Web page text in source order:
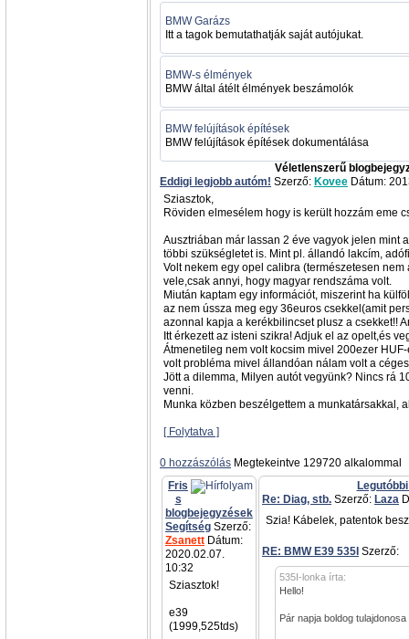
BMW Garázs
Itt a tagok bemutathatják saját autójukat.
BMW-s élmények
BMW által átélt élmények beszámolók
BMW felújítások építések
BMW felújítások építések dokumentálása
Véletlenszerű
Eddigi legjobb autóm! Szerző: Kovee Dátum:
Sziasztok,
Röviden elmesélem hogy is került hozzám eme
Ausztriában már lassan 2 éve vagyok jelen mint
többi szükségletet is. Mint pl. állandó lakcím,
Volt nekem egy opel calibra (természetesen
vele,csak annyi, hogy magyar rendszáma volt.
Miután kaptam egy információt, miszerint ha
az nem ússza meg egy 36euros csekkel(amit
azonnal kapja a kerékbilincset plusz a csekket!!
Itt érkezett az isteni szikra! Adjuk el az opelt,és
Átmenetileg nem volt kocsim mivel 200ezer
volt probléma mivel állandóan nálam volt a
Jött a dilemma, Milyen autót vegyünk? Nincs rá
venni.
Munka közben beszélgettem a munkatársakkal,
[ Folytatva ]
0 hozzászólás Megtekeintve 129720 alkalommal
Fris
s
blogbejegyzések
Segítség Szerző:
Zsanett Dátum:
2020.02.07.
10:32
Sziasztok!
e39
(1999,525tds)
Re: Diag, stb. Szerző: Laza
Szia! Kábelek, patentok
RE: BMW E39 535I Szerző:
535I-lonka írta:
Hello!
Pár napja boldog